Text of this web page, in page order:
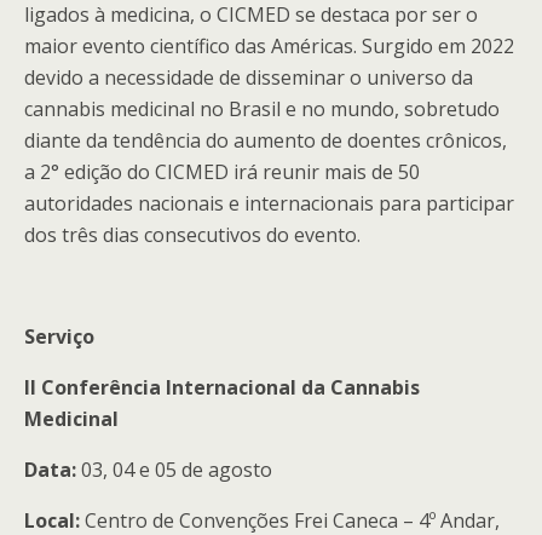
ligados à medicina, o CICMED se destaca por ser o
maior evento científico das Américas. Surgido em 2022
devido a necessidade de disseminar o universo da
cannabis medicinal no Brasil e no mundo, sobretudo
diante da tendência do aumento de doentes crônicos,
a 2° edição do CICMED irá reunir mais de 50
autoridades nacionais e internacionais para participar
dos três dias consecutivos do evento.
Serviço
II Conferência Internacional da Cannabis
Medicinal
Data:03, 04 e 05 de agosto
Local:Centro de Convenções Frei Caneca – 4º Andar,